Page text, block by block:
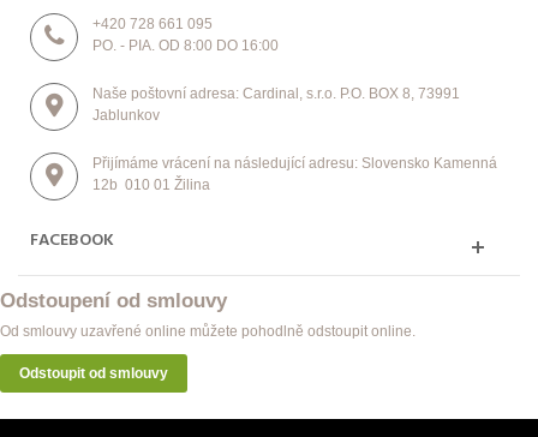
+420 728 661 095
PO. - PIA. OD 8:00 DO 16:00
Naše poštovní adresa: Cardinal, s.r.o. P.O. BOX 8, 73991
Jablunkov
Přijímáme vrácení na následující adresu: Slovensko Kamenná
12b 010 01 Žilina
FACEBOOK
Odstoupení od smlouvy
Od smlouvy uzavřené online můžete pohodlně odstoupit online.
Odstoupit od smlouvy